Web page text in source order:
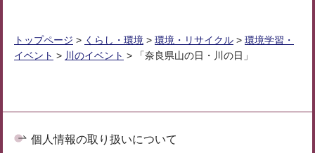
トップページ > くらし・環境 > 環境・リサイクル > 環境学習・
イベント > 川のイベント > 「奈良県山の日・川の日」
個人情報の取り扱いについて